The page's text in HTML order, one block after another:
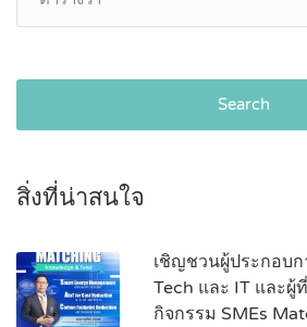
Search
สิ่งที่น่าสนใจ
เชิญชวนผู้ประกอบก
Tech และ IT และผู้
กิจกรรม SMEs